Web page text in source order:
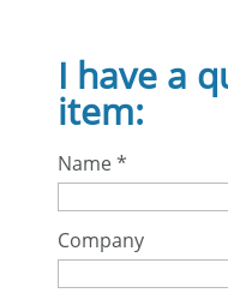
I have a
item:
Name*
Company